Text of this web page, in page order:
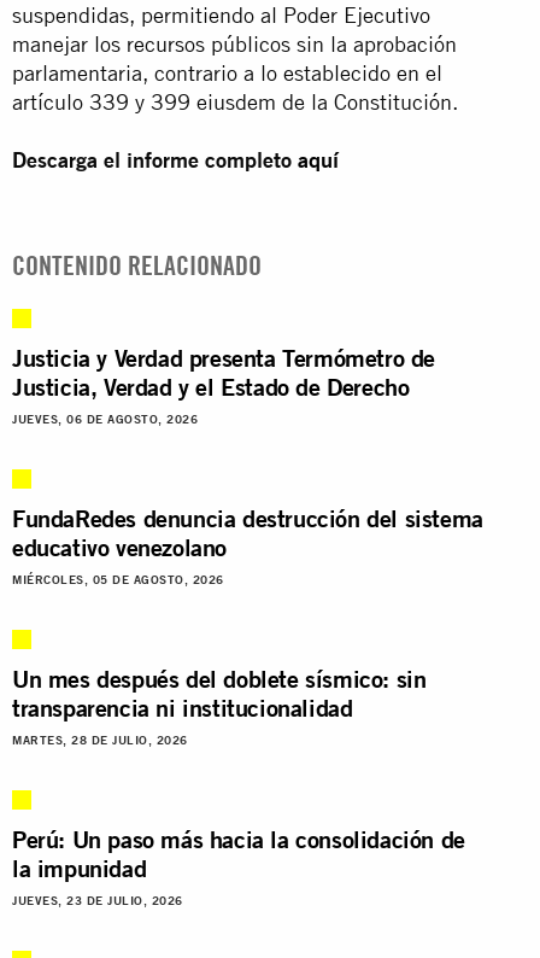
suspendidas, permitiendo al Poder Ejecutivo
manejar los recursos públicos sin la aprobación
parlamentaria, contrario a lo establecido en el
artículo 339 y 399 eiusdem de la Constitución.
Descarga el informe completo aquí
CONTENIDO RELACIONADO
Justicia y Verdad presenta Termómetro de
Justicia, Verdad y el Estado de Derecho
JUEVES, 06 DE AGOSTO, 2026
FundaRedes denuncia destrucción del sistema
educativo venezolano
MIÉRCOLES, 05 DE AGOSTO, 2026
Un mes después del doblete sísmico: sin
transparencia ni institucionalidad
MARTES, 28 DE JULIO, 2026
Perú: Un paso más hacia la consolidación de
la impunidad
JUEVES, 23 DE JULIO, 2026